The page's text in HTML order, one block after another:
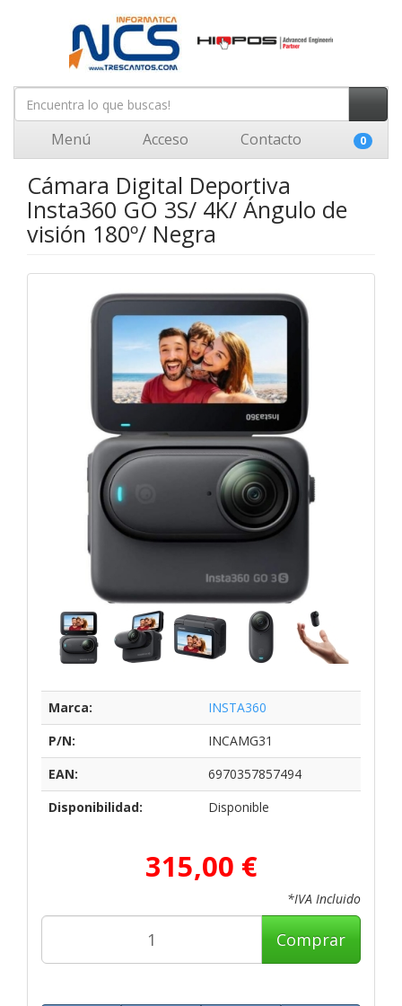
Menú Acceso Contacto 0
Cámara Digital Deportiva
Insta360 GO 3S/ 4K/ Ángulo de
visión 180º/ Negra
Marca:
INSTA360
P/N:
INCAMG31
EAN:
6970357857494
Disponibilidad:
Disponible
315,00 €
*IVA Incluido
Comprar